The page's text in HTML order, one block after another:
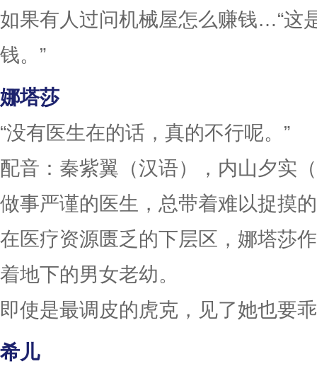
如果有人过问机械屋怎么赚钱…“这
钱。”
娜塔莎
“没有医生在的话，真的不行呢。”
配音：秦紫翼（汉语），内山夕实
做事严谨的医生，总带着难以捉摸
在医疗资源匮乏的下层区，娜塔莎
着地下的男女老幼。
即使是最调皮的虎克，见了她也要
希儿